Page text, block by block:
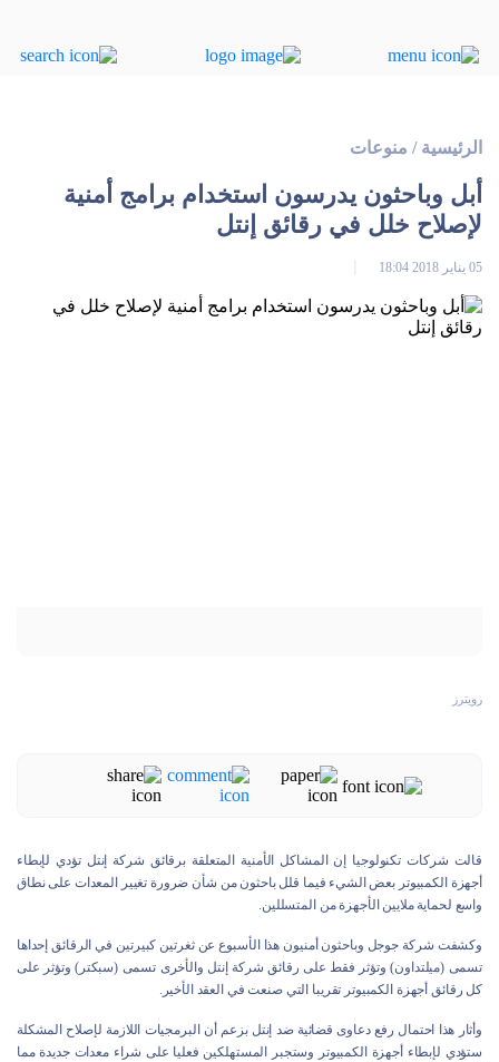
الرئيسية / منوعات
أبل وباحثون يدرسون استخدام برامج أمنية
لإصلاح خلل في رقائق إنتل
05 يناير 2018 18:04
رويترز
قالت شركات تكنولوجيا إن المشاكل الأمنية المتعلقة برقائق شركة إنتل تؤدي لإبطاء
أجهزة الكمبيوتر بعض الشيء فيما قلل باحثون من شأن ضرورة تغيير المعدات على نطاق
واسع لحماية ملايين الأجهزة من المتسللين.
وكشفت شركة جوجل وباحثون أمنيون هذا الأسبوع عن ثغرتين كبيرتين في الرقائق إحداها
تسمى (ميلتداون) وتؤثر فقط على رقائق شركة إنتل والأخرى تسمى (سبكتر) وتؤثر على
كل رقائق أجهزة الكمبيوتر تقريبا التي صنعت في العقد الأخير.
وأثار هذا احتمال رفع دعاوى قضائية ضد إنتل بزعم أن البرمجيات اللازمة لإصلاح المشكلة
ستؤدي لإبطاء أجهزة الكمبيوتر وستجبر المستهلكين فعليا على شراء معدات جديدة مما